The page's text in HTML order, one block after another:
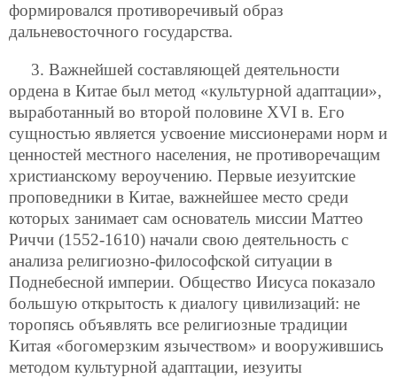
формировался противоречивый образ
дальневосточного государства.
3. Важнейшей составляющей деятельности
ордена в Китае был метод «культурной адаптации»,
выработанный во второй половине XVI в. Его
сущностью является усвоение миссионерами норм и
ценностей местного населения, не противоречащим
христианскому вероучению. Первые иезуитские
проповедники в Китае, важнейшее место среди
которых занимает сам основатель миссии Маттео
Риччи (1552-1610) начали свою деятельность с
анализа религиозно-философской ситуации в
Поднебесной империи. Общество Иисуса показало
большую открытость к диалогу цивилизаций: не
торопясь объявлять все религиозные традиции
Китая «богомерзким язычеством» и вооружившись
методом культурной адаптации, иезуиты